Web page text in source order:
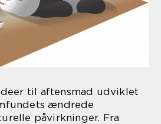
til aftensmad udviklet
ændrede
påvirkninger. Fra